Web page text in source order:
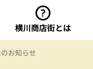
横川商店街とは
お知らせ